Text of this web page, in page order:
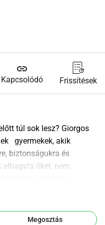
link
Kapcsolódó Frissítések
túl sok lesz? Giorgos
gyermekek, akik
biztonságukra és
őket, nem
hogy minden nap ott
találva Kefalónia
Megosztás